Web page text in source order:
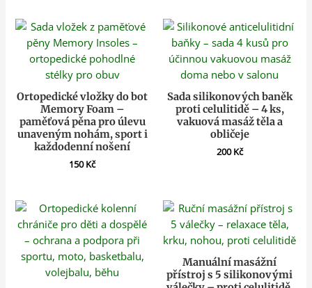
Ortopedické vložky do bot
Memory Foam –
paměťová pěna pro úlevu
unaveným nohám, sport i
každodenní nošení
150Kč
Sada silikonových baněk
proti celulitidě – 4 ks,
vakuová masáž těla a
obličeje
200Kč
Manuální masážní
přístroj s 5 silikonovými